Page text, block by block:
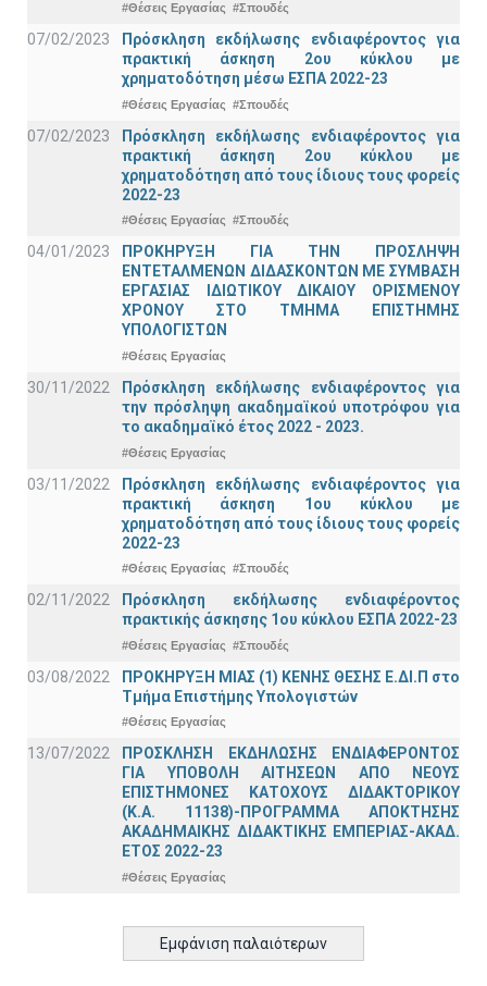
#Θέσεις Εργασίας #Σπουδές
07/02/2023
Πρόσκληση εκδήλωσης ενδιαφέροντος για
πρακτική άσκηση 2ου κύκλου με
χρηματοδότηση μέσω ΕΣΠΑ 2022-23
#Θέσεις Εργασίας #Σπουδές
07/02/2023
Πρόσκληση εκδήλωσης ενδιαφέροντος για
πρακτική άσκηση 2ου κύκλου με
χρηματοδότηση από τους ίδιους τους φορείς
2022-23
#Θέσεις Εργασίας #Σπουδές
04/01/2023
ΠΡΟΚΗΡΥΞΗ ΓΙΑ ΤΗΝ ΠΡΟΣΛΗΨΗ
ΕΝΤΕΤΑΛΜΕΝΩΝ ΔΙΔΑΣΚΟΝΤΩΝ ΜΕ ΣΥΜΒΑΣΗ
ΕΡΓΑΣΙΑΣ ΙΔΙΩΤΙΚΟΥ ΔΙΚΑΙΟΥ ΟΡΙΣΜΕΝΟΥ
ΧΡΟΝΟΥ ΣΤΟ ΤΜΗΜΑ ΕΠΙΣΤΗΜΗΣ
ΥΠΟΛΟΓΙΣΤΩΝ
#Θέσεις Εργασίας
30/11/2022
Πρόσκληση εκδήλωσης ενδιαφέροντος για
την πρόσληψη ακαδημαϊκoύ υποτρόφου για
το ακαδημαϊκό έτος 2022 - 2023.
#Θέσεις Εργασίας
03/11/2022
Πρόσκληση εκδήλωσης ενδιαφέροντος για
πρακτική άσκηση 1ου κύκλου με
χρηματοδότηση από τους ίδιους τους φορείς
2022-23
#Θέσεις Εργασίας #Σπουδές
02/11/2022
Πρόσκληση εκδήλωσης ενδιαφέροντος
πρακτικής άσκησης 1ου κύκλου ΕΣΠΑ 2022-23
#Θέσεις Εργασίας #Σπουδές
03/08/2022
ΠΡΟΚΗΡΥΞΗ ΜΙΑΣ (1) ΚΕΝΗΣ ΘΕΣΗΣ Ε.ΔΙ.Π στο
Τμήμα Επιστήμης Υπολογιστών
#Θέσεις Εργασίας
13/07/2022
ΠΡΟΣΚΛΗΣΗ ΕΚΔΗΛΩΣΗΣ ΕΝΔΙΑΦΕΡΟΝΤΟΣ
ΓΙΑ ΥΠΟΒΟΛΗ ΑΙΤΗΣΕΩΝ ΑΠΟ ΝΕΟΥΣ
ΕΠΙΣΤΗΜΟΝΕΣ ΚΑΤΟΧΟΥΣ ΔΙΔΑΚΤΟΡΙΚΟΥ
(Κ.Α. 11138)-ΠΡΟΓΡΑΜΜΑ ΑΠΟΚΤΗΣΗΣ
ΑΚΑΔΗΜΑΙΚΗΣ ΔΙΔΑΚΤΙΚΗΣ ΕΜΠΕΡΙΑΣ-ΑΚΑΔ.
ΕΤΟΣ 2022-23
#Θέσεις Εργασίας
Εμφάνιση παλαιότερων